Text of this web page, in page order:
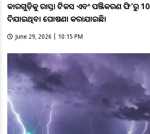
କାରଗୁଡ଼ିକୁ ରାସ୍ତା ଟିକସ ଏବଂ ପଞ୍ଜିକରଣ ଫି’ରୁ
ଦିଆଯାଇଥିବା ଘୋଷଣା କରାଯାଇଛି।
June 29, 2026 | 10:15 PM